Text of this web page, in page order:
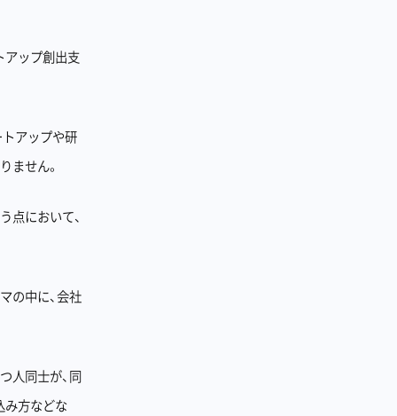
アップ創出支
トアップや研
ません。
点において、
の中に、会社
人同士が、同
み方などな